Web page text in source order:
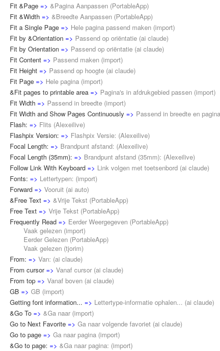
Fit &Page => &Pagina Aanpassen (PortableApp)
Fit &Width => &Breedte Aanpassen (PortableApp)
Fit a Single Page => Hele pagina passend maken (import)
Fit by &Orientation => Passend op oriëntatie (ai claude)
Fit by Orientation => Passend op oriëntatie (ai claude)
Fit Content => Passend maken (import)
Fit Height => Passend op hoogte (ai claude)
Fit Page => Hele pagina (import)
&Fit pages to printable area => Pagina's in afdrukgebied passen (import)
Fit Width => Passend in breedte (import)
Fit Width and Show Pages Continuously => Passend in breedte en
Flash: => Flits (Alexeilive)
Flashpix Version: => Flashpix Versie: (Alexeilive)
Focal Length: => Brandpunt afstand: (Alexeilive)
Focal Length (35mm): => Brandpunt afstand (35mm): (Alexeilive)
Follow Link With Keyboard => Link volgen met toetsenbord (ai claude)
Fonts: => Lettertypen: (import)
Forward => Vooruit (ai auto)
&Free Text => &Vrije Tekst (PortableApp)
Free Text => Vrije Tekst (PortableApp)
Frequently Read => Eerder Weergegeven (PortableApp)
Vaak gelezen (import)
Eerder Gelezen (PortableApp)
Vaak gelezen (tjorim)
From: => Van: (ai claude)
From cursor => Vanaf cursor (ai claude)
From top => Vanaf boven (ai claude)
GB => GB (import)
Getting font information... => Lettertype-informatie ophalen... (ai claude)
&Go To => &Ga naar (import)
Go to Next Favorite => Ga naar volgende favoriet (ai claude)
Go to page => Ga naar pagina (import)
&Go to page: => &Ga naar pagina: (import)